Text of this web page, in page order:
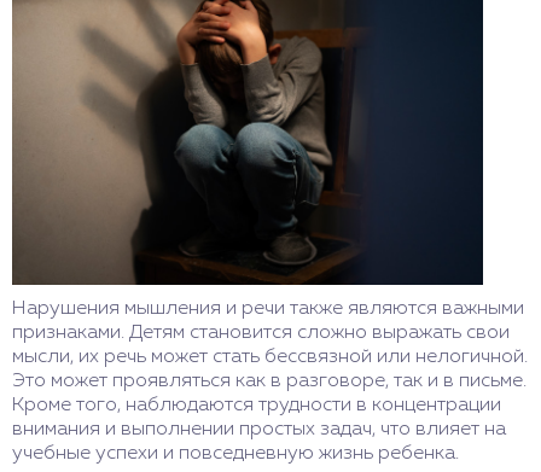
Нарушения мышления и речи также являются важными
признаками. Детям становится сложно выражать свои
мысли, их речь может стать бессвязной или нелогичной.
Это может проявляться как в разговоре, так и в письме.
Кроме того, наблюдаются трудности в концентрации
внимания и выполнении простых задач, что влияет на
учебные успехи и повседневную жизнь ребенка.